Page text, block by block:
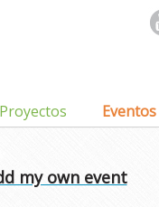
Proyectos Eventos
my own event